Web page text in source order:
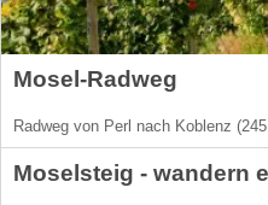
Mosel-Radweg
Radweg von Perl nach Koblenz
Moselsteig - wandern